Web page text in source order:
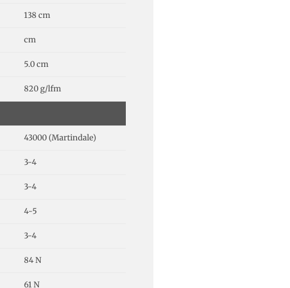
138 cm
cm
5.0 cm
820 g/lfm
43000 (Martindale)
3-4
3-4
4-5
3-4
84 N
61 N